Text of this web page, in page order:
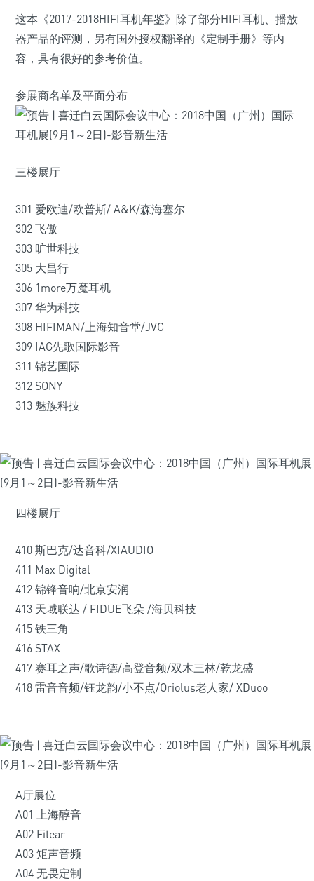
这本《2017-2018HIFI耳机年鉴》除了部分HIFI耳机、播放
器产品的评测，另有国外授权翻译的《定制手册》等内
容，具有很好的参考价值。
参展商名单及平面分布
三楼展厅
301 爱欧迪/欧普斯/ A&K/森海塞尔
302 飞傲
303 旷世科技
305 大昌行
306 1more万魔耳机
307 华为科技
308 HIFIMAN/上海知音堂/JVC
309 IAG先歌国际影音
311 锦艺国际
312 SONY
313 魅族科技
四楼展厅
410 斯巴克/达音科/XIAUDIO
411 Max Digital
412 锦锋音响/北京安润
413 天域联达 / FIDUE飞朵 /海贝科技
415 铁三角
416 STAX
417 赛耳之声/歌诗德/高登音频/双木三林/乾龙盛
418 雷音音频/钰龙韵/小不点/Oriolus老人家/ XDuoo
A厅展位
A01 上海醇音
A02 Fitear
A03 矩声音频
A04 无畏定制